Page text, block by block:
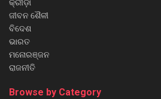
କ୍ରୀଡ଼ା
ଜୀବନ ଶୈଳୀ
ବିଦେଶ
ଭାରତ
ମନୋରଞ୍ଜନ
ରାଜନୀତି
Browse by Category